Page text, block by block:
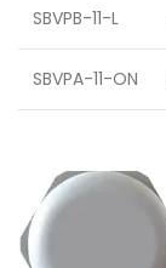
SBVPB-11-L
SBVPA-11-ON